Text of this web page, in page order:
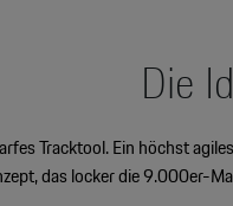
Die
Tracktool. Ein höchst
das locker die 9.000er-